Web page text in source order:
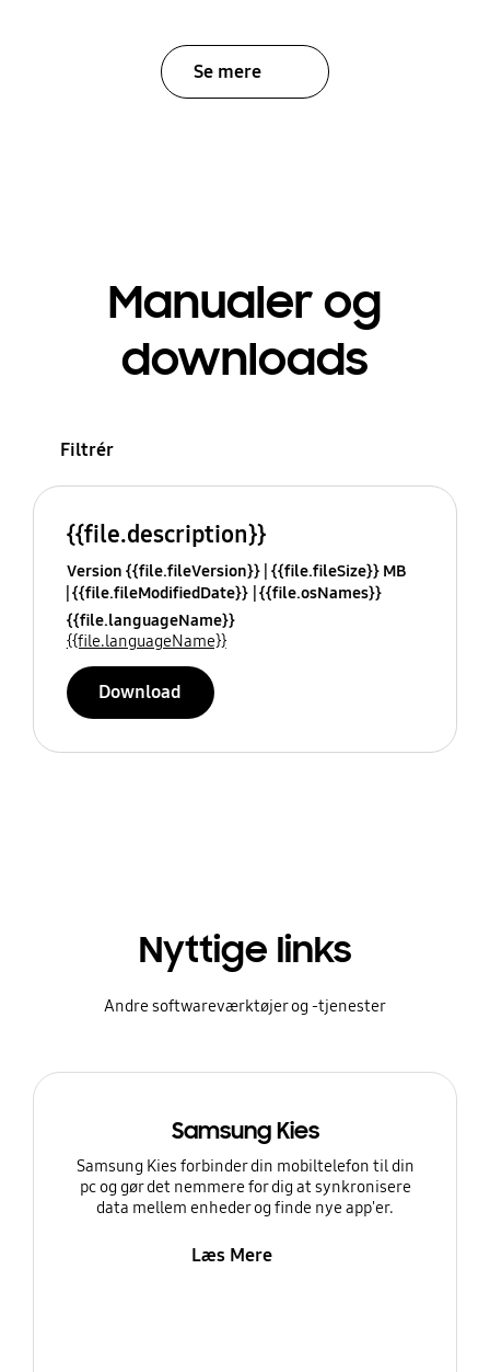
Se mere
Manualer og
downloads
Filtrér
{{file.description}}
Version {{file.fileVersion}} {{file.fileSize}} MB
{{file.fileModifiedDate}} {{file.osNames}}
{{file.languageName}}
{{file.languageName}}
Download
Nyttige links
Andre softwareværktøjer og -tjenester
Samsung Kies
Samsung Kies forbinder din mobiltelefon til din
pc og gør det nemmere for dig at synkronisere
data mellem enheder og finde nye app'er.
Læs Mere